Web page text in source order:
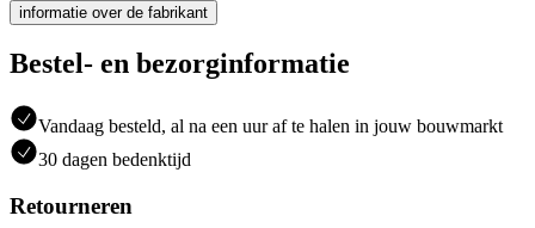
informatie over de fabrikant
Bestel- en bezorginformatie
Vandaag besteld, al na een uur af te halen in jouw bouwmarkt
30 dagen bedenktijd
Retourneren